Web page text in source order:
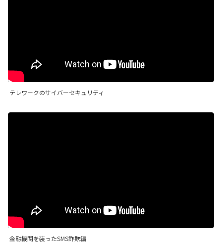
テレワークのサイバーセキュリティ
金融機関を装ったSMS詐欺編